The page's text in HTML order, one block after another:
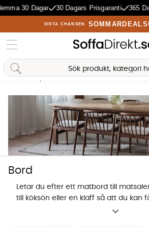
30 Dagar 30 Dagars Prisgaranti 365
SISTA CHANSEN SOMMARDEALS
Hem Matplats Bord
Bord
Letar du efter ett matbord till
till köksön eller en klaff så att du kan
gäster men ändå enkelt fälla ihop det
Sofia Direkt